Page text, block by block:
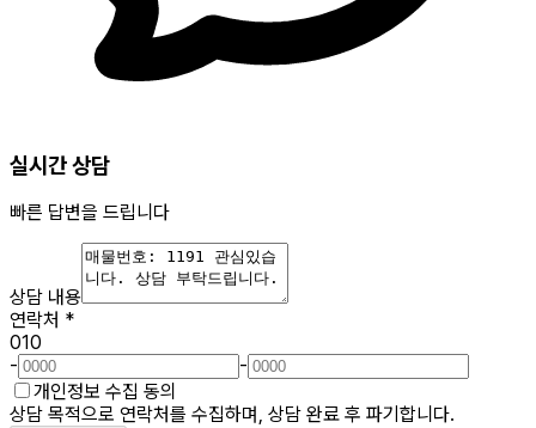
실시간 상담
빠른 답변을 드립니다
상담 내용
연락처 *
010
-
-
개인정보 수집 동의
상담 목적으로 연락처를 수집하며, 상담 완료 후 파기합니다.